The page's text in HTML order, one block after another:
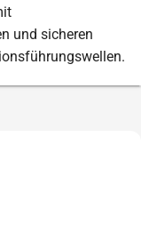
und sicheren